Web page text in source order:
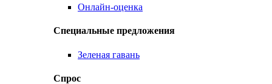
Онлайн-оценка
Специальные предложения
Зеленая гавань
Спрос